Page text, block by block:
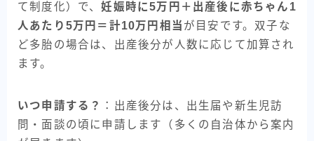
て制度化）で、妊娠時に5万円＋出産後に赤ちゃん1
人あたり5万円＝計10万円相当 が目安です。双子な
ど多胎の場合は、出産後分が人数に応じて加算され
ます。
いつ申請する？
：出産後分は、出生届や新生児訪
問・面談の頃に申請します（多くの自治体から案内